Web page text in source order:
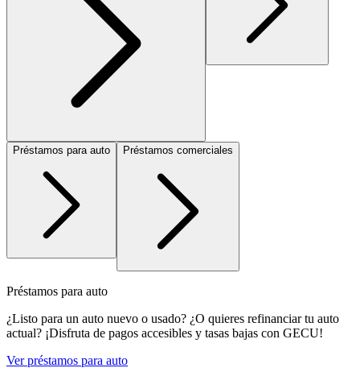
Préstamos para auto Préstamos comerciales
Préstamos para auto
¿Listo para un auto nuevo o usado? ¿O quieres refinanciar tu auto
actual? ¡Disfruta de pagos accesibles y tasas bajas con GECU!
Ver préstamos para auto